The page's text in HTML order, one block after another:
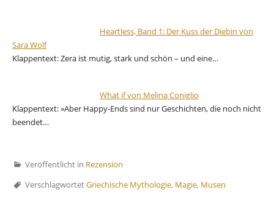
Heartless, Band 1: Der Kuss der Diebin von
Sara Wolf
Klappentext: Zera ist mutig, stark und schön – und eine…
What if von Melina Coniglio
Klappentext: »Aber Happy-Ends sind nur Geschichten, die noch nicht
beendet…
Veröffentlicht in Rezension
VerschlagwortetGriechische Mythologie, Magie, Musen